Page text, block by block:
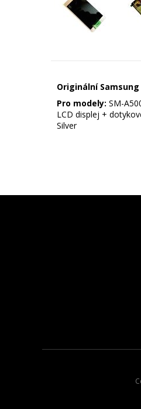
Originální Samsung
Pro modely: SM-
LCD displej +
Silver